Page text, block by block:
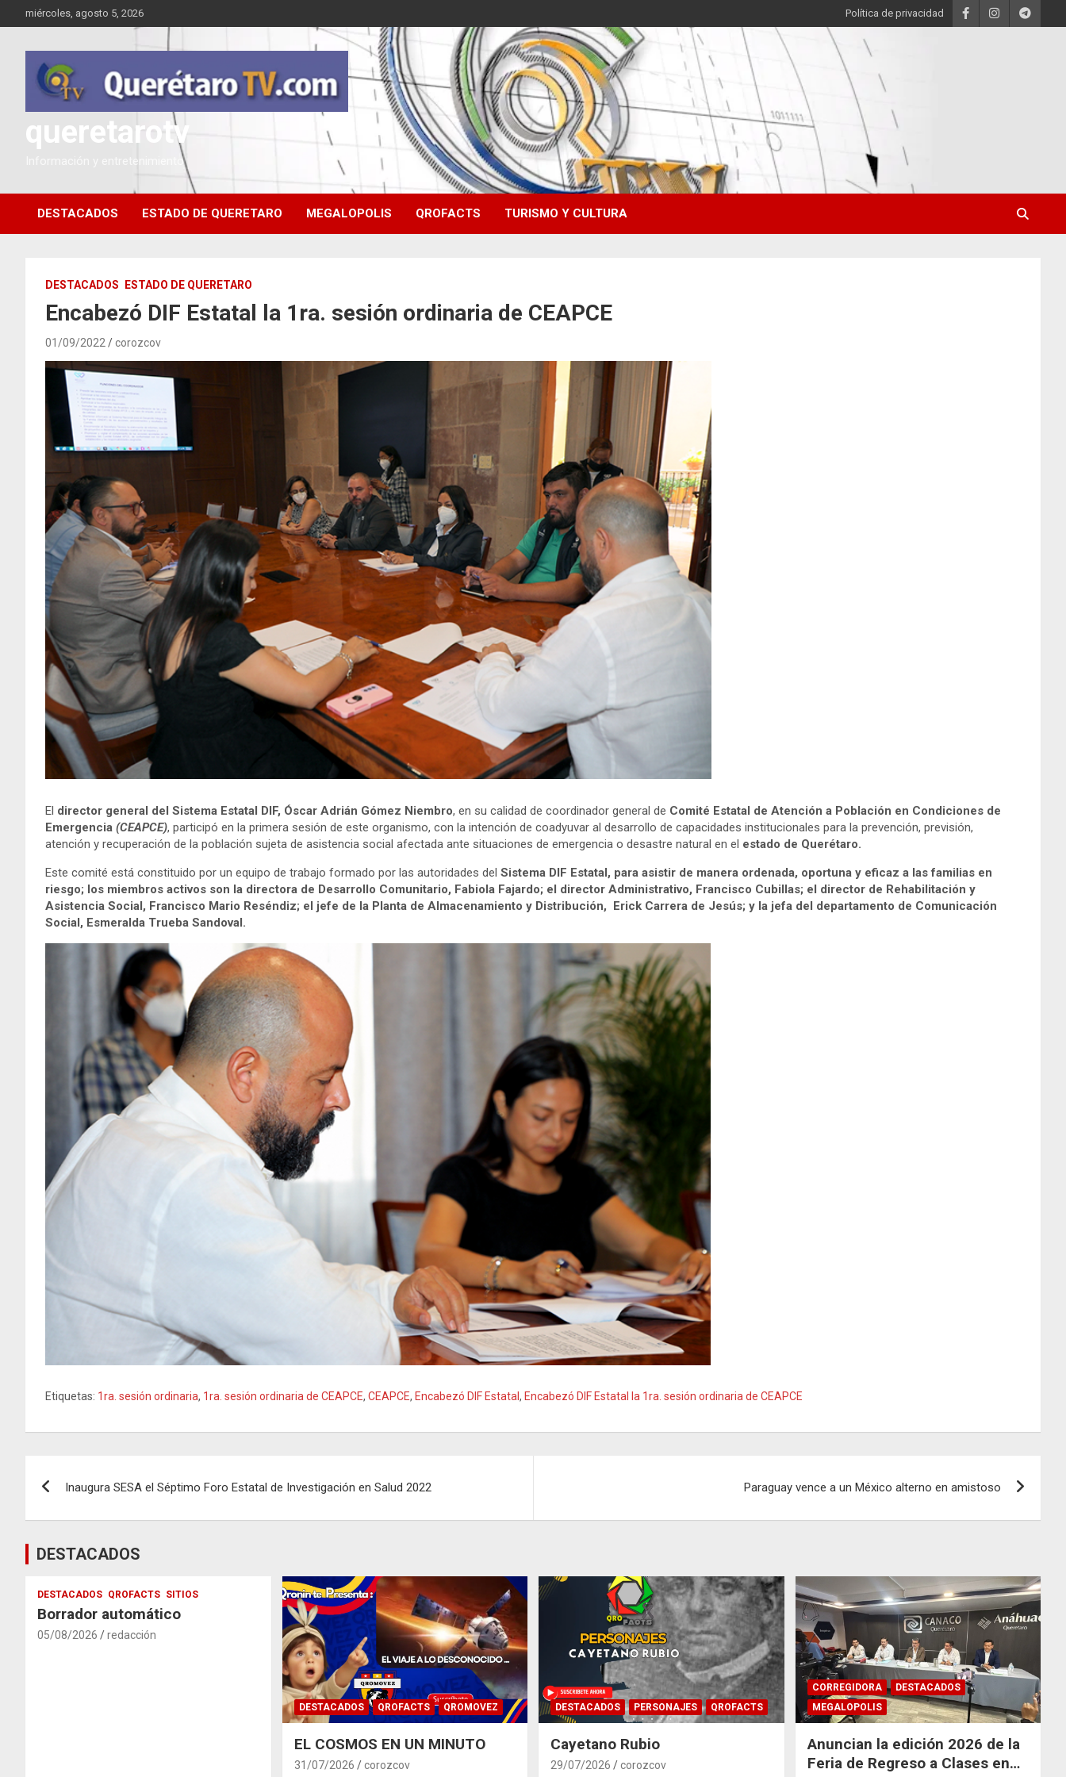
al
miércoles, agosto 5, 2026 Política de privacidad
queretarotv
Información y entretenimiento
DESTACADOS ESTADO DE QUERETARO MEGALOPOLIS QROFACTS TURISMO Y CULTURA
DESTACADOS ESTADO DE QUERETARO
Encabezó DIF Estatal la 1ra. sesión ordinaria de CEAPCE
01/09/2022 corozcov
El director general del Sistema Estatal DIF, Óscar Adrián Gómez Niembro, en su calidad de coordinador general de Comité Estatal de Atención a Población en Condiciones de
Emergencia (CEAPCE), participó en la primera sesión de este organismo, con la intención de coadyuvar al desarrollo de capacidades institucionales para la prevención, previsión,
atención y recuperación de la población sujeta de asistencia social afectada ante situaciones de emergencia o desastre natural en el estado de Querétaro.
Este comité está constituido por un equipo de trabajo formado por las autoridades del Sistema DIF Estatal, para asistir de manera ordenada, oportuna y eficaz a las familias en
riesgo; los miembros activos son la directora de Desarrollo Comunitario, Fabiola Fajardo; el director Administrativo, Francisco Cubillas; el director de Rehabilitación y
Asistencia Social, Francisco Mario Reséndiz; el jefe de la Planta de Almacenamiento y Distribución, Erick Carrera de Jesús; y la jefa del departamento de Comunicación
Social, Esmeralda Trueba Sandoval.
Etiquetas: 1ra. sesión ordinaria, 1ra. sesión ordinaria de CEAPCE, CEAPCE, Encabezó DIF Estatal, Encabezó DIF Estatal la 1ra. sesión ordinaria de CEAPCE
Inaugura SESA el Séptimo Foro Estatal de Investigación en Salud 2022 Paraguay vence a un México alterno en amistoso
DESTACADOS
DESTACADOS QROFACTS SITIOS
Borrador automático
05/08/2026 redacción
DESTACADOS QROFACTS QROMOVEZ
EL COSMOS EN UN MINUTO
31/07/2026 corozcov
DESTACADOS PERSONAJES QROFACTS
Cayetano Rubio
29/07/2026 corozcov
CORREGIDORA
DESTACADOS
MEGALOPOLIS
Anuncian la edición 2026 de la
Feria de Regreso a Clases en